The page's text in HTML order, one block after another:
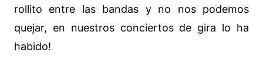
rollito entre las bandas y no nos podemos
quejar, en nuestros conciertos de gira lo ha
habido!